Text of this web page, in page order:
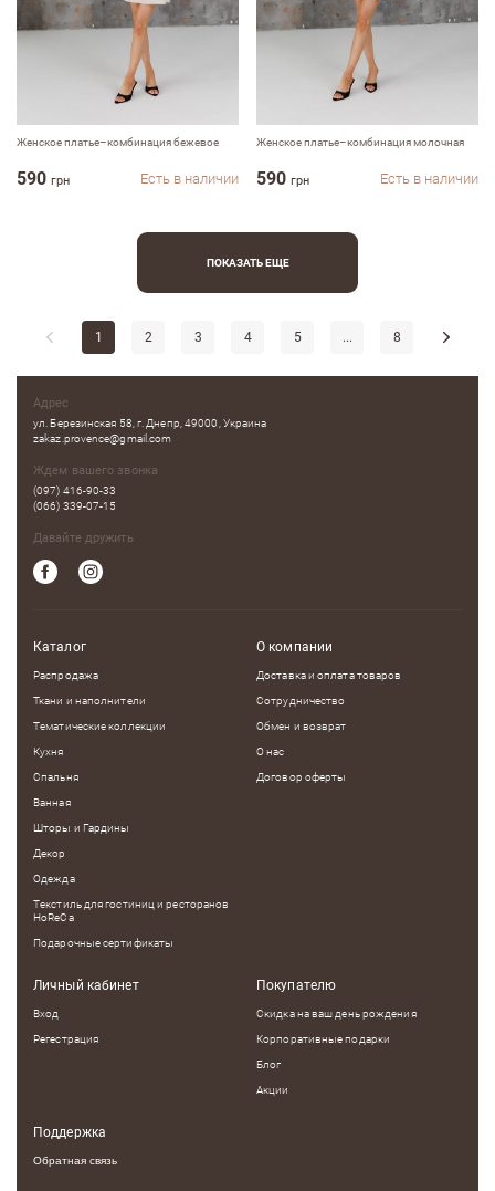
Женское платье–комбинация бежевое
590 грн Есть в наличии
Женское платье–комбинация молочная
590 грн Есть в наличии
ПОКАЗАТЬ ЕЩЕ
1 2 3 4 5 ... 8
Адрес
ул. Березинская 58, г. Днепр, 49000, Украина
zakaz.provence@gmail.com
Ждем вашего звонка
(097) 416-90-33
(066) 339-07-15
Давайте дружить
Каталог
Распродажа
Ткани и наполнители
Тематические коллекции
Кухня
Спальня
Ванная
Шторы и Гардины
Декор
Одежда
Текстиль для гостиниц и ресторанов
HoReCa
Подарочные сертификаты
О компании
Доставка и оплата товаров
Сотрудничество
Обмен и возврат
О нас
Договор оферты
Личный кабинет
Вход
Регестрация
Покупателю
Скидка на ваш день рождения
Корпоративные подарки
Блог
Акции
Поддержка
Обратная связь